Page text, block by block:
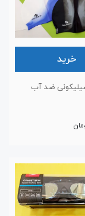
خرید
ضد آب